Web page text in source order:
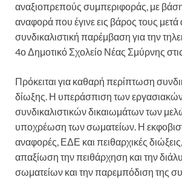
αναξιοπρεπούς συμπεριφοράς, με
αναφορά που έγινε εις βάρος τους
συνδικαλιστική παρέμβαση για την
4ο Δημοτικό Σχολείο Νέας Σμύρνης
Πρόκειται για καθαρή περίπτωση
δίωξης. Η υπεράσπιση των εργασιακών
συνδικαλιστικών δικαιωμάτων των
υποχρέωση των σωματείων. Η
αναφορές, ΕΔΕ και πειθαρχικές
απαξίωση την πειθάρχηση και την
σωματείων και την παρεμπόδιση της